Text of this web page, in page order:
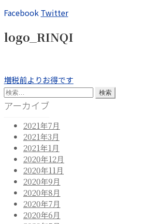
Facebook Twitter
logo_RINQI
投
稿
ビ
ゲ
ー
シ
ョ
ン
前
の
投
増税前よりお得です
検
索:
アーカイブ
2021年7月
2021年3月
2021年1月
2020年12月
2020年11月
2020年9月
2020年8月
2020年7月
2020年6月